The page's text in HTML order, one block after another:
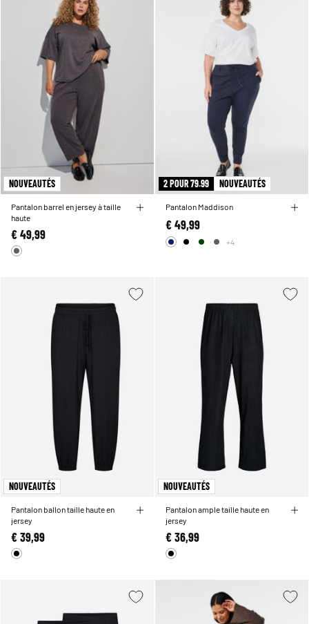
NOUVEAUTÉS
Pantalon barrel en jersey à taille
haute
€ 49,99
2 POUR 79.99 NOUVEAUTÉS
Pantalon Maddison
€ 49,99
+4
NOUVEAUTÉS
Pantalon ballon taille haute en
jersey
€ 39,99
NOUVEAUTÉS
Pantalon ample taille haute en
jersey
€ 36,99